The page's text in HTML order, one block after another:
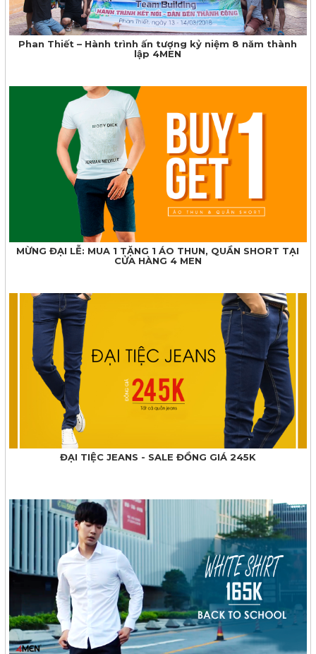
Phan Thiết – Hành trình ấn tượng kỷ niệm 8 năm thành
lập 4MEN
MỪNG ĐẠI LỄ: MUA 1 TẶNG 1 ÁO THUN, QUẦN SHORT TẠI
CỬA HÀNG 4 MEN
ĐẠI TIỆC JEANS - SALE ĐỒNG GIÁ 245K